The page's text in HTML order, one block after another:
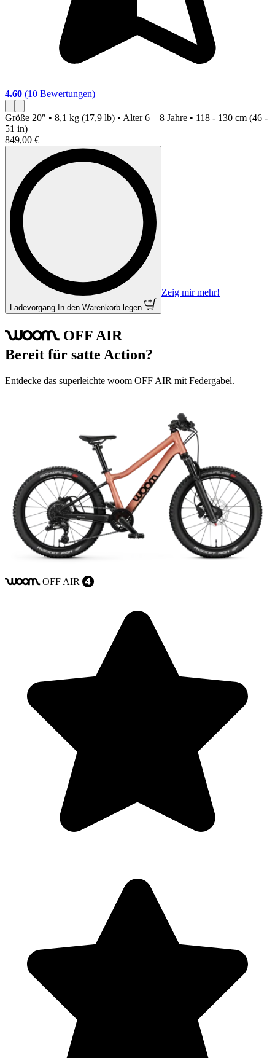
4.60 (10 Bewertungen)
Größe 20″ • 8,1 kg (17,9 lb) • Alter 6 – 8 Jahre • 118 - 130 cm (46 -
51 in)
849,00 €
Ladevorgang In den Warenkorb legen
Zeig mir mehr!
woom OFF AIR
Bereit für satte Action?
Entdecke das superleichte woom OFF AIR mit Federgabel.
woom OFF AIR 4